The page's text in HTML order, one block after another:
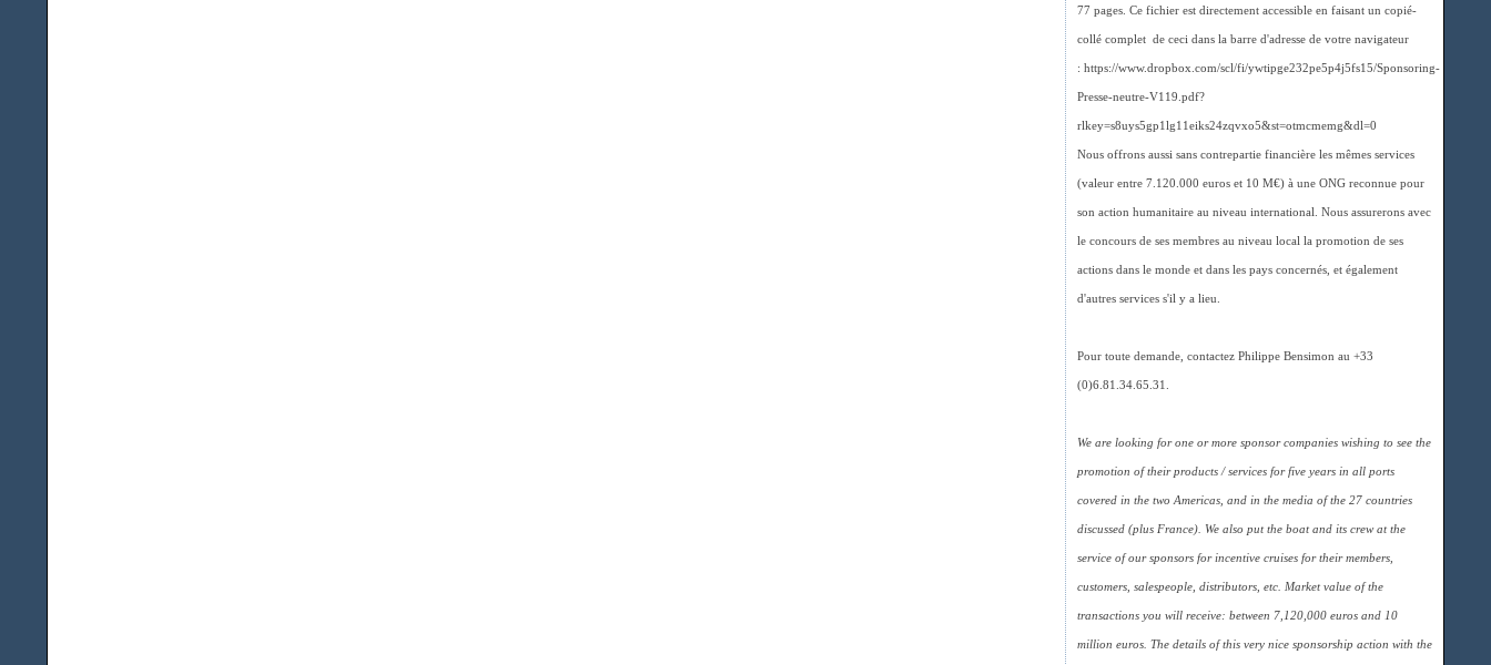
77 pages. Ce fichier est directement accessible en faisant un copié-
collé complet de ceci dans la barre d'adresse de votre navigateur
: https://www.dropbox.com/scl/fi/ywtipge232pe5p4j5fs15/Sponsoring-
Presse-neutre-V119.pdf?
rlkey=s8uys5gp1lg11eiks24zqvxo5&st=otmcmemg&dl=0
Nous offrons aussi sans contrepartie financière les mêmes services
(valeur entre 7.120.000 euros et 10 M€) à une ONG reconnue pour
son action humanitaire au niveau international. Nous assurerons avec
le concours de ses membres au niveau local la promotion de ses
actions dans le monde et dans les pays concernés, et également
d'autres services s'il y a lieu.
Pour toute demande, contactez Philippe Bensimon au +33
(0)6.81.34.65.31.
We are looking for one or more sponsor companies wishing to see the
promotion of their products / services for five years in all ports
covered in the two Americas, and in the media of the 27 countries
discussed (plus France). We also put the boat and its crew at the
service of our sponsors for incentive cruises for their members,
customers, salespeople, distributors, etc. Market value of the
transactions you will receive: between 7,120,000 euros and 10
million euros. The details of this very nice sponsorship action with the